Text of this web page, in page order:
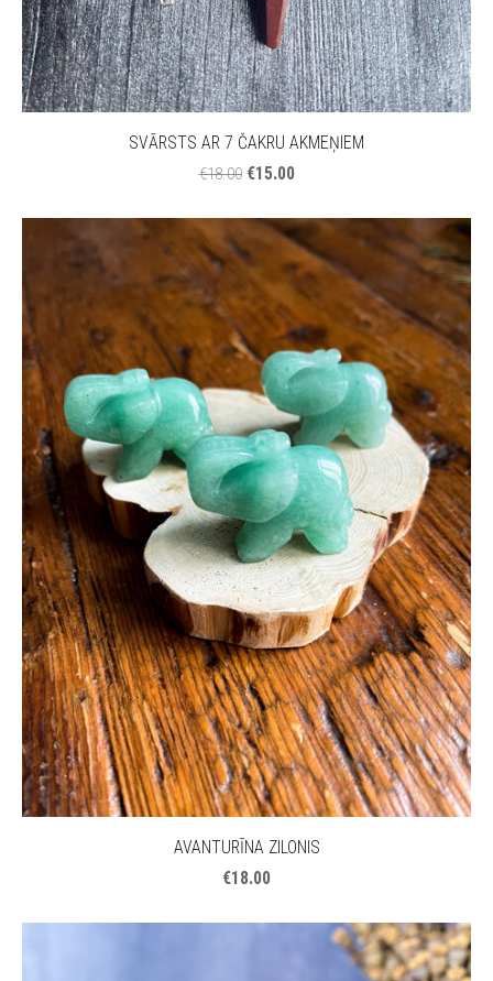
SVĀRSTS AR 7 ČAKRU AKMEŅIEM
€18.00 €15.00
AVANTURĪNA ZILONIS
€18.00